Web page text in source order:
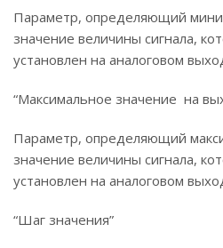
Параметр, определяющий
значение величины сигнала,
установлен на аналоговом
“Максимальное значение на
Параметр, определяющий
значение величины сигнала,
установлен на аналоговом
“Шаг значения”